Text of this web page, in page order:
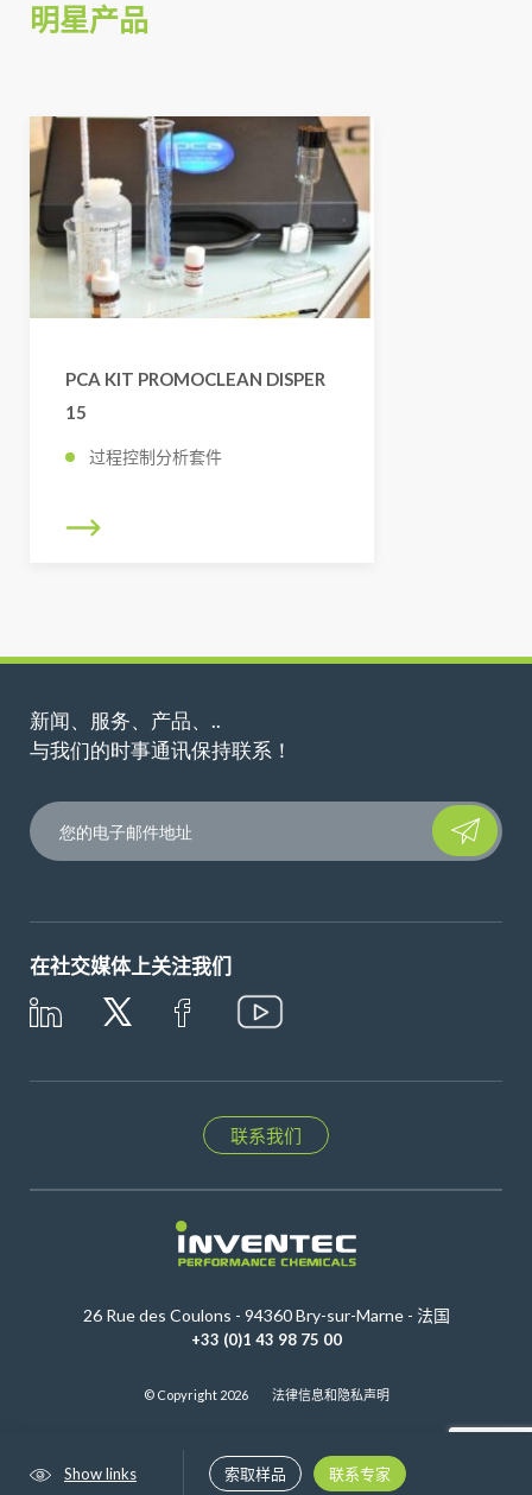
Show links 索取样品 联系专家
明星产品
PCA KIT PROMOCLEAN DISPER
15
过程控制分析套件
新闻、服务、产品、..
与我们的时事通讯保持联系！
Please
在社交媒体上关注我们
联系我们
26 Rue des Coulons - 94360 Bry-sur-Marne - 法国
+33 (0)1 43 98 75 00
© Copyright 2026 法律信息和隐私声明